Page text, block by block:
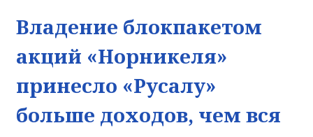
Владение блокпакетом
акций «Норникеля»
принесло «Русалу»
больше доходов, чем вся